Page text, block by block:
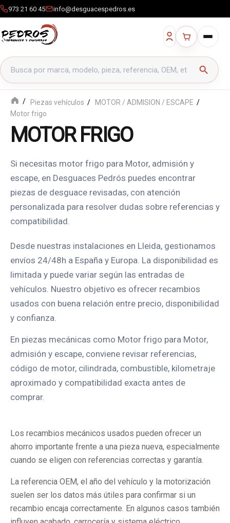
973 21 60 45 info@desguacespedros.es
Buscar productos
search
Piezas vehículos
MOTOR / ADMISION / ESCAPE
Motor frigo
MOTOR FRIGO
Si necesitas motor frigo para Motor, admisión y
escape, en Desguaces Pedrós puedes encontrar
piezas de desguace revisadas, con atención
personalizada para resolver dudas sobre referencias y
compatibilidad.
Desde nuestras instalaciones en Lleida, gestionamos
envíos 24/48h a España y Europa. La disponibilidad es
limitada y puede variar según las entradas de
vehículos. Nuestro objetivo es ofrecer recambios
usados con buena relación entre precio, disponibilidad
y confianza.
En piezas mecánicas como Motor frigo para Motor,
admisión y escape, conviene revisar referencias,
código de motor, cilindrada, combustible, kilometraje
aproximado y compatibilidad exacta antes de
comprar.
Los recambios mecánicos usados pueden ofrecer un
ahorro importante frente a una pieza nueva, especialmente
cuando se eligen con referencias correctas y garantía.
La referencia OEM, el año del vehículo y la motorización
suelen ser los datos más útiles para confirmar si un
recambio encaja correctamente. En algunos casos también